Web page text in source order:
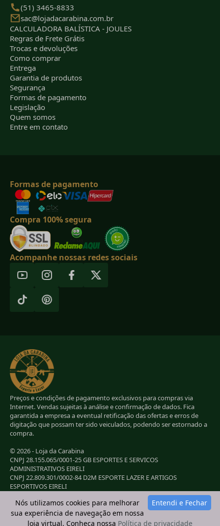
(51) 3465-8833
sac@lojadacarabina.com.br
CALCULADORA BALÍSTICA - JOULES
Regras de Frete Grátis
Trocas e devoluções
Como comprar
Entrega
Garantia de produtos
Segurança
Formas de pagamento
Legislação
Quem somos
Entre em contato
Formas de pagamento
Compra 100% segura
Acompanhe nossas redes sociais
Preços e condições de pagamento exclusivos para compras via
Internet. Vendas sujeitas à análise e confirmação de dados. Fica
garantida a empresa a eventual retificação das ofertas e erros de
digitação que possam ter sido veiculados, podendo ser estornado a
compra.
© 2026 - Loja da Carabina
CNPJ 28.155.065/0001-25 GB ESPORTES E SERVICOS
ADMINISTRATIVOS EIRELI
CNPJ 22.809.301/0002-84 D2M ESPORTE LAZER E ARTIGOS
ESPORTIVOS EIRELI
CNPJ 38.283.264/0001-72 LC ESPORTES E LAZER LTDA
CNPJ 42.084.009/0001-78 2G E B ESPORTE E LAZER LTDAEntendi e Fechar
Nós utilizamos cookies para melhorar
sua experiência de navegação em nossa
loja virtual. Conheça nossa Política de privacidade